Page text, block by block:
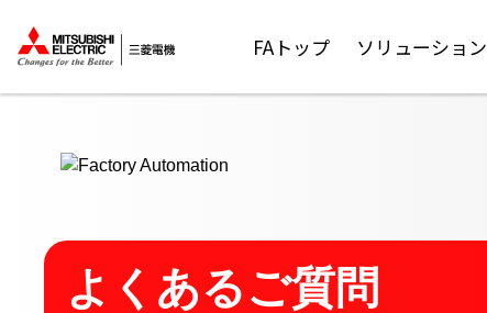
FAトップ ソリューション
よくあるご質問